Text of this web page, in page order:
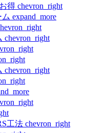
得 chevron_right
ム expand_more
chevron_right
chevron_right
工法 chevron_right